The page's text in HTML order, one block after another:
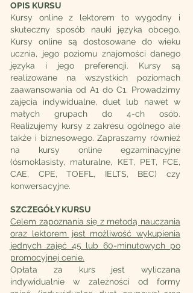
OPIS KURSU
Kursy online z lektorem to wygodny i
skuteczny sposób nauki języka obcego.
Kursy online są dostosowane do wieku
ucznia, jego poziomu znajomości danego
języka i jego preferencji. Kursy są
realizowane na wszystkich poziomach
zaawansowania od A1 do C1. Prowadzimy
zajęcia indywidualne, duet lub nawet w
małych grupach do 4-ch osób.
Realizujemy kursy z zakresu ogólnego ale
także i biznesowego. Zapraszamy również
na kursy online egzaminacyjne
(ósmoklasisty, maturalne, KET, PET, FCE,
CAE, CPE, TOEFL, IELTS, BEC) czy
konwersacyjne.
SZCZEGÓŁY KURSU
Celem zapoznania się z metodą nauczania
oraz lektorem jest możliwość wykupienia
jednych zajęć 45 lub 60-minutowych po
promocyjnej cenie.
Opłata za kurs jest wyliczana
indywidualnie w zależności od formy